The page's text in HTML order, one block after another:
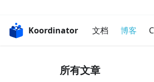
Koordinator 文档 博客
所有文章